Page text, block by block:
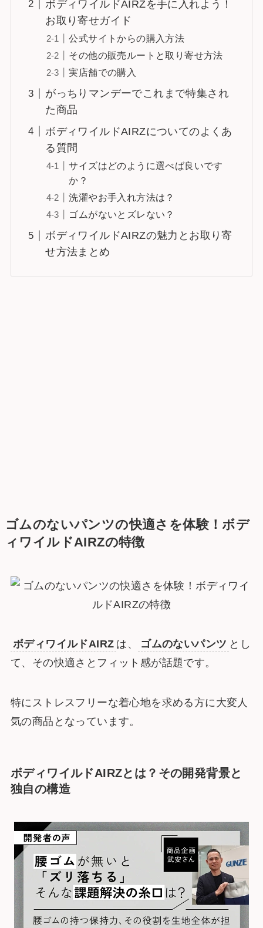
ボディワイルドAIRZを手に入れよう！
お取り寄せガイド
公式サイトからの購入方法
その他の販売ルートと取り寄せ方法
実店舗での購入
がっちりマンデーでこれまで特集され
た商品
ボディワイルドAIRZについてのよくあ
る質問
サイズはどのように選べば良いです
か？
洗濯やお手入れ方法は？
ゴムがないとズレない？
ボディワイルドAIRZの魅力とお取り寄
せ方法まとめ
ゴムのないパンツの快適さを体験！ボデ
ィワイルドAIRZの特徴
ボディワイルドAIRZ は、 ゴムのないパンツ とし
て、その快適さとフィット感が話題です。
特にストレスフリーな着心地を求める方に大変人
気の商品となっています。
ボディワイルドAIRZとは？その開発背景と
独自の構造